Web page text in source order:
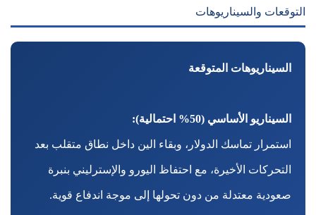
التوقعات والسيناريوهات
السيناريوهات المتوقعة
السيناريو الأساسي (50% احتمالية):
استمرار تماسك الدولار، وبقاء الين داخل نطاق متقلب بعد
التحركات الأخيرة، مع احتفاظ اليورو والإسترليني بنبرة
صعودية معتدلة من دون تحولها إلى موجة اندفاع قوية.